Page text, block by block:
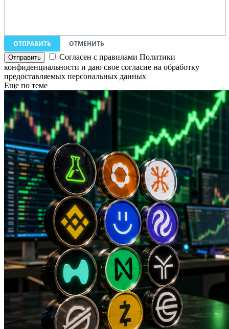
ОТПРАВИТЬ
ОТМЕНИТЬ
Согласен с правилами Политики
конфиденциальности и даю свое согласие на обработку
предоставляемых персональных данных
Еще по теме